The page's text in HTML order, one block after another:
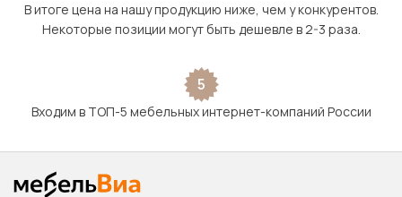
В итоге цена на нашу продукцию ниже, чем у конкурентов.
Некоторые позиции могут быть дешевле в 2-3 раза.
5
Входим в ТОП-5 мебельных интернет-компаний России